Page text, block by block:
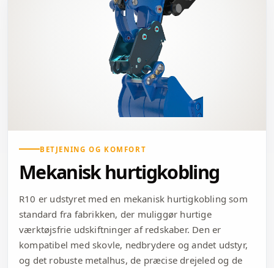
BETJENING OG KOMFORT
Mekanisk hurtigkobling
R10 er udstyret med en mekanisk hurtigkobling som
standard fra fabrikken, der muliggør hurtige
værktøjsfrie udskiftninger af redskaber. Den er
kompatibel med skovle, nedbrydere og andet udstyr,
og det robuste metalhus, de præcise drejeled og de